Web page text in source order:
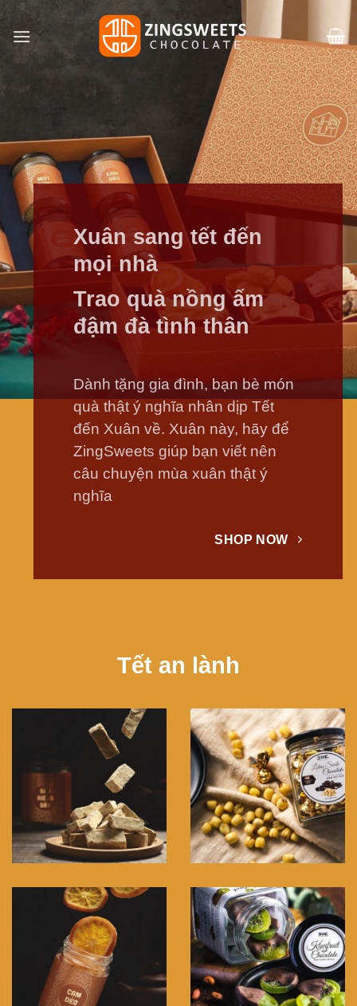
Skip
Xuân sang tết đến
mọi nhà
Trao quà nồng ấm
đậm đà tình thân
Dành tặng gia đình, bạn bè món
quà thật ý nghĩa nhân dịp Tết
đến Xuân về. Xuân này, hãy để
ZingSweets giúp bạn viết nên
câu chuyện mùa xuân thật ý
nghĩa
SHOP NOW
Tết an lành